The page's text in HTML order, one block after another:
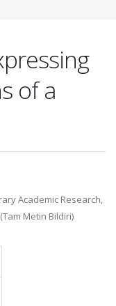
of a
Academic Research,
Metin Bildiri)